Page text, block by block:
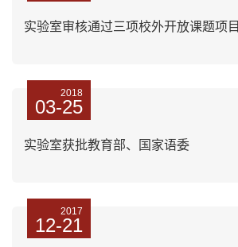
实验室审核通过三项校外开放课题项目
2018
03-25
实验室获批教育部、国家语委
2017
12-21